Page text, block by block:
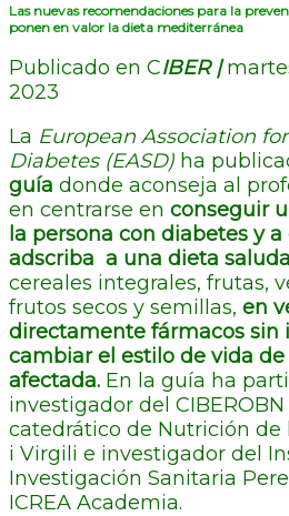
Las nuevas recomendaciones para la
ponen en valor la dieta mediterránea
Publicado en CIBER |
2023
La European Association
Diabetes (EASD) ha
guía donde aconseja al
en centrarse en conseguir
la persona con diabetes y
adscriba a una dieta
cereales integrales, frutas,
frutos secos y semillas, en
directamente fármacos
cambiar el estilo de vida de
afectada. En la guía ha
investigador del CIBEROBN
catedrático de Nutrición de
i Virgili e investigador del
Investigación Sanitaria
ICREA Academia.